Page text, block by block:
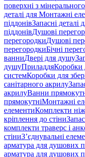
поверхні з
деталі для Монтажні
піддонівЗапасні
піддонівДушові
перегородкиДушові
перегородкиБічні
ванниДвері для душу
душуПриладдяКоробки
системКоробки для
санітарного акрилу
акрилуВанни
прямокутніМонтажні
елементиКомплекти
кріплення до стіни
комплекти траверс і
стіниЗ’єднувальні
арматура для душових
арматура для душових